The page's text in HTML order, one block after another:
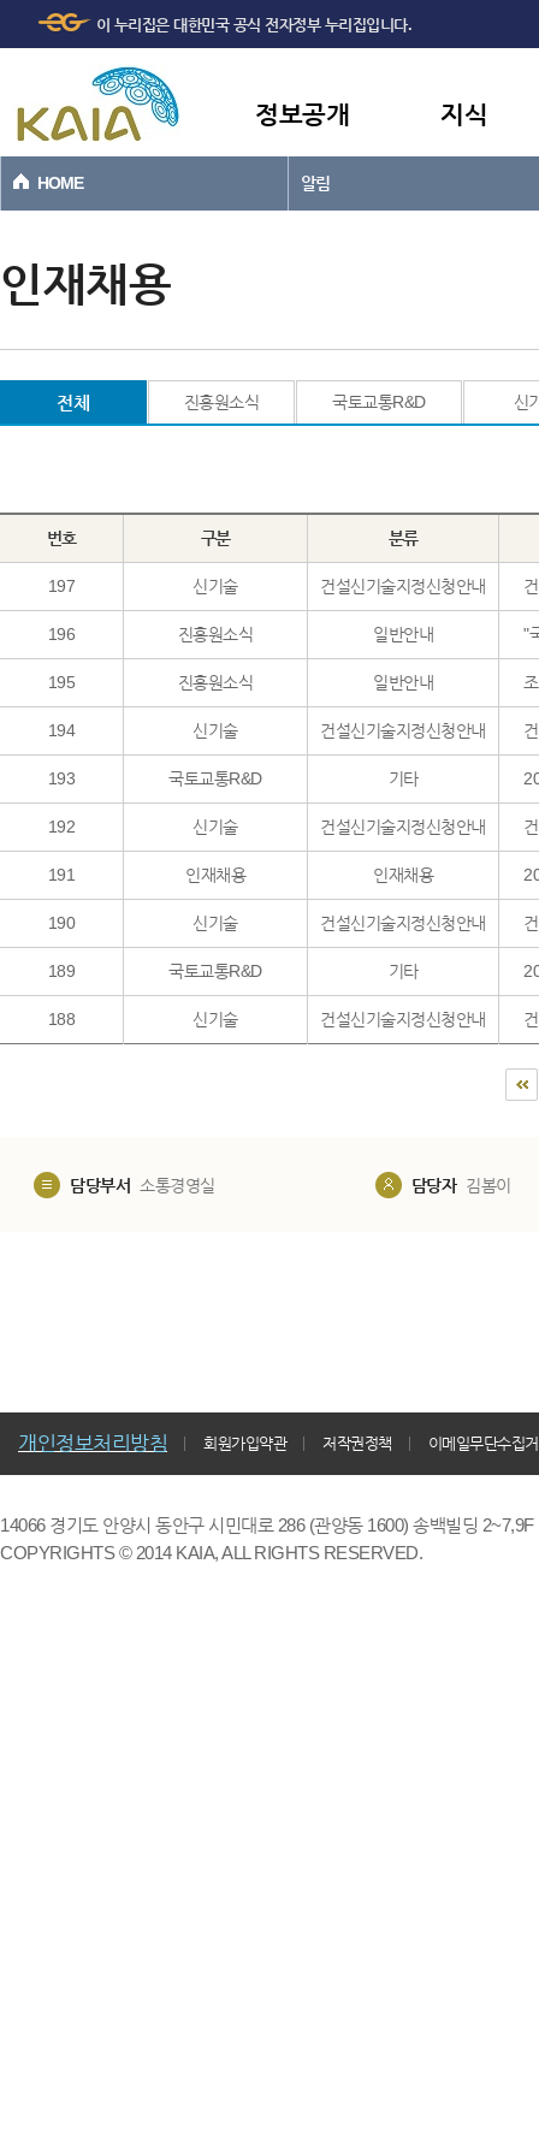
본문바로가기
이 누리집은 대한민국 공식 전자정부 누리집입니다.
정보공개 지식
HOME 알림
인재채용
전체 진흥원소식 국토교통R&D 신
번호 구분 분류
197 신기술 건설신기술지정신청안내
196 진흥원소식 일반안내 "
195 진흥원소식 일반안내
194 신기술 건설신기술지정신청안내
193 국토교통R&D 기타
192 신기술 건설신기술지정신청안내
191 인재채용 인재채용
190 신기술 건설신기술지정신청안내
189 국토교통R&D 기타
188 신기술 건설신기술지정신청안내
담당부서 소통경영실 담당자 김봄이
개인정보처리방침 회원가입약관 저작권정책 이메일무단수집
14066 경기도 안양시 동안구 시민대로 286 (관양동 1600) 송백빌딩
COPYRIGHTS © 2014 KAIA, ALL RIGHTS RESERVED.